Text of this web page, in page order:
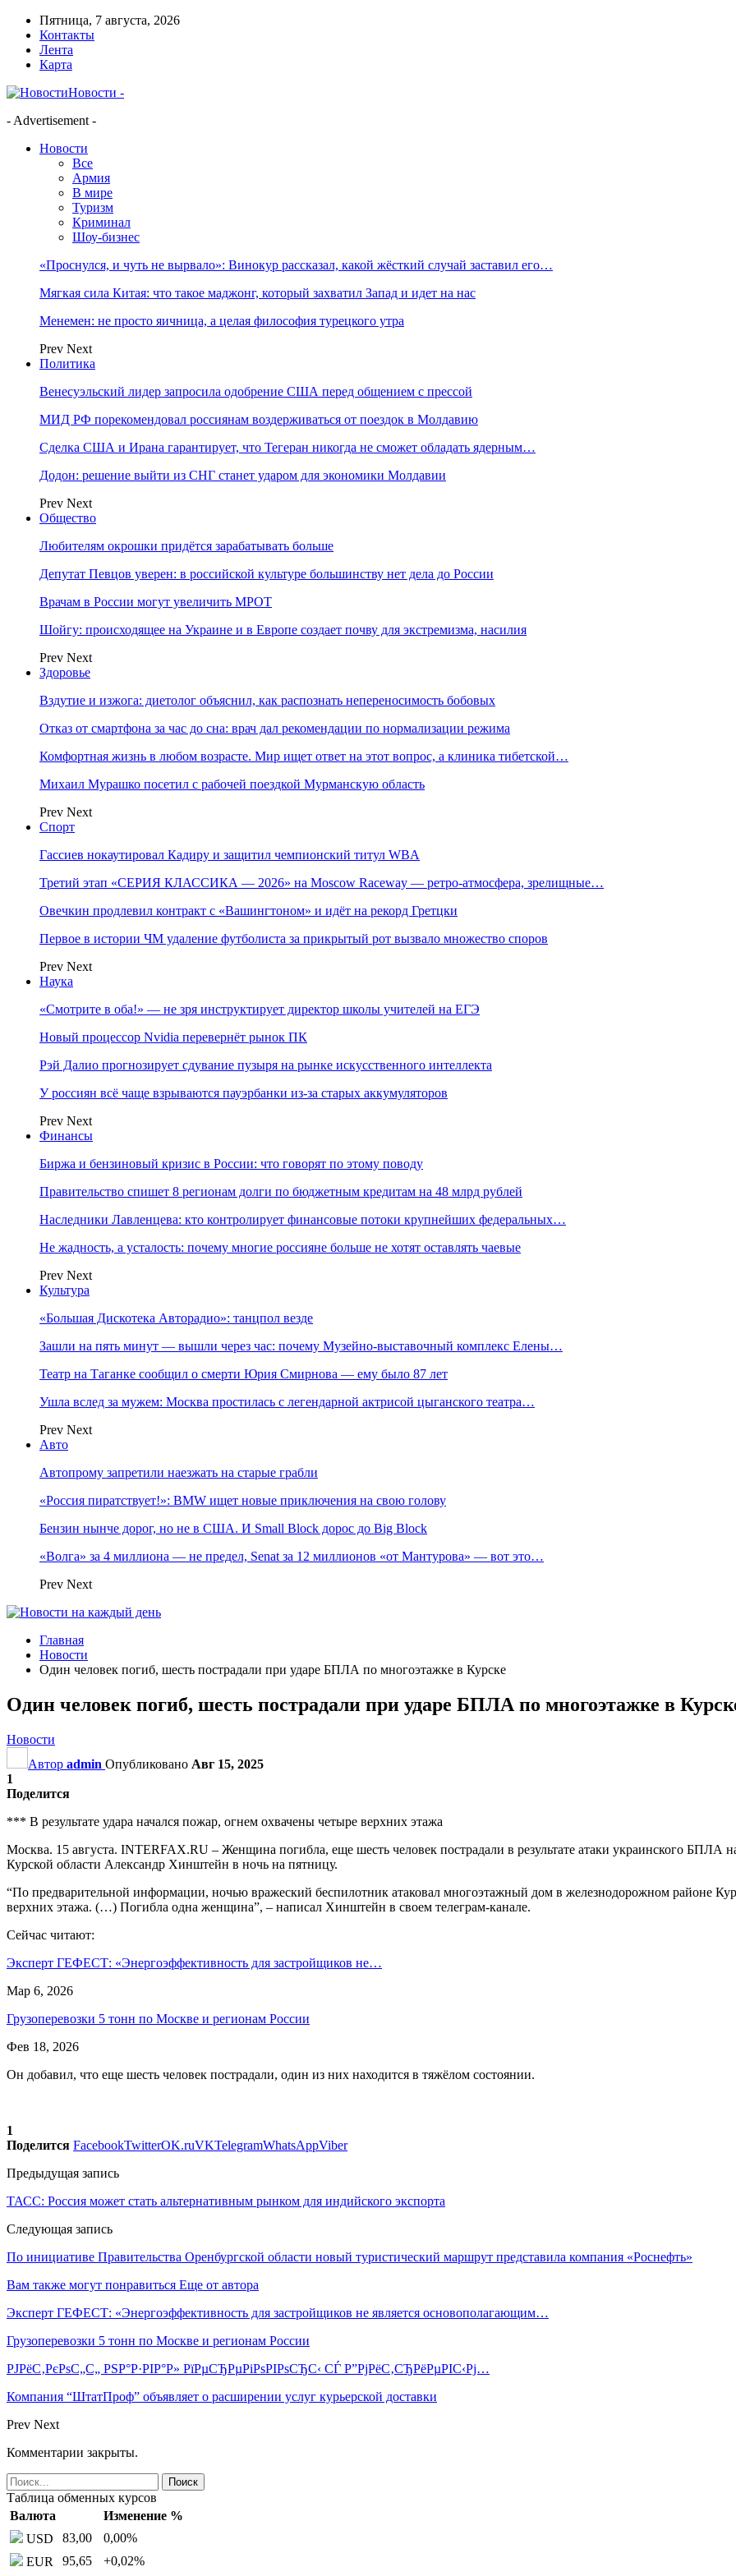
Пятница, 7 августа, 2026
Контакты
Лента
Карта
Новости -
- Advertisement -
Новости
Все
Армия
В мире
Туризм
Криминал
Шоу-бизнес
«Проснулся, и чуть не вырвало»: Винокур рассказал, какой жёсткий случай заставил его…
Мягкая сила Китая: что такое маджонг, который захватил Запад и идет на нас
Менемен: не просто яичница, а целая философия турецкого утра
Prev Next
Политика
Венесуэльский лидер запросила одобрение США перед общением с прессой
МИД РФ порекомендовал россиянам воздерживаться от поездок в Молдавию
Сделка США и Ирана гарантирует, что Тегеран никогда не сможет обладать ядерным…
Додон: решение выйти из СНГ станет ударом для экономики Молдавии
Prev Next
Общество
Любителям окрошки придётся зарабатывать больше
Депутат Певцов уверен: в российской культуре большинству нет дела до России
Врачам в России могут увеличить МРОТ
Шойгу: происходящее на Украине и в Европе создает почву для экстремизма, насилия
Prev Next
Здоровье
Вздутие и изжога: диетолог объяснил, как распознать непереносимость бобовых
Отказ от смартфона за час до сна: врач дал рекомендации по нормализации режима
Комфортная жизнь в любом возрасте. Мир ищет ответ на этот вопрос, а клиника тибетской…
Михаил Мурашко посетил с рабочей поездкой Мурманскую область
Prev Next
Спорт
Гассиев нокаутировал Кадиру и защитил чемпионский титул WBA
Третий этап «СЕРИЯ КЛАССИКА — 2026» на Moscow Raceway — ретро‑атмосфера, зрелищные…
Овечкин продлевил контракт с «Вашингтоном» и идёт на рекорд Гретцки
Первое в истории ЧМ удаление футболиста за прикрытый рот вызвало множество споров
Prev Next
Наука
«Смотрите в оба!» — не зря инструктирует директор школы учителей на ЕГЭ
Новый процессор Nvidia перевернёт рынок ПК
Рэй Далио прогнозирует сдувание пузыря на рынке искусственного интеллекта
У россиян всё чаще взрываются пауэрбанки из-за старых аккумуляторов
Prev Next
Финансы
Биржа и бензиновый кризис в России: что говорят по этому поводу
Правительство спишет 8 регионам долги по бюджетным кредитам на 48 млрд рублей
Наследники Лавленцева: кто контролирует финансовые потоки крупнейших федеральных…
Не жадность, а усталость: почему многие россияне больше не хотят оставлять чаевые
Prev Next
Культура
«Большая Дискотека Авторадио»: танцпол везде
Зашли на пять минут — вышли через час: почему Музейно-выставочный комплекс Елены…
Театр на Таганке сообщил о смерти Юрия Смирнова — ему было 87 лет
Ушла вслед за мужем: Москва простилась с легендарной актрисой цыганского театра…
Prev Next
Авто
Автопрому запретили наезжать на старые грабли
«Россия пиратствует!»: BMW ищет новые приключения на свою голову
Бензин нынче дорог, но не в США. И Small Block дорос до Big Block
«Волга» за 4 миллиона — не предел, Senat за 12 миллионов «от Мантурова» — вот это…
Prev Next
Главная
Новости
Один человек погиб, шесть пострадали при ударе БПЛА по многоэтажке в Курске
Один человек погиб, шесть пострадали при ударе БПЛА по многоэтажке в
Новости
Автор admin Опубликовано Авг 15, 2025
1
Поделится
*** В результате удара начался пожар, огнем охвачены четыре верхних этажа
Москва. 15 августа. INTERFAX.RU – Женщина погибла, еще шесть человек пострадали в результате атаки украинского БПЛА
Курской области Александр Хинштейн в ночь на пятницу.
“По предварительной информации, ночью вражеский беспилотник атаковал многоэтажный дом в железнодорожном районе
верхних этажа. (…) Погибла одна женщина”, – написал Хинштейн в своем телеграм-канале.
Сейчас читают:
Эксперт ГЕФЕСТ: «Энергоэффективность для застройщиков не…
Мар 6, 2026
Грузоперевозки 5 тонн по Москве и регионам России
Фев 18, 2026
Он добавил, что еще шесть человек пострадали, один из них находится в тяжёлом состоянии.
1
Поделится FacebookTwitterOK.ruVKTelegramWhatsAppViber
Предыдущая запись
ТАСС: Россия может стать альтернативным рынком для индийского экспорта
Следующая запись
По инициативе Правительства Оренбургской области новый туристический маршрут представила компания «Роснефть»
Вам также могут понравиться Еще от автора
Эксперт ГЕФЕСТ: «Энергоэффективность для застройщиков не является основополагающим…
Грузоперевозки 5 тонн по Москве и регионам России
РЈРёС‚РєРѕС„С„ РЅР°Р·РІР°Р» РїРµСЂРµРіРѕРІРѕСЂС‹ СЃ Р”РјРёС‚СЂРёРµРІС‹Рј…
Компания “ШтатПроф” объявляет о расширении услуг курьерской доставки
Prev Next
Комментарии закрыты.
Таблица обменных курсов
Валюта
Изменение %
USD
83,00 0,00%
EUR
95,65 +0,02%